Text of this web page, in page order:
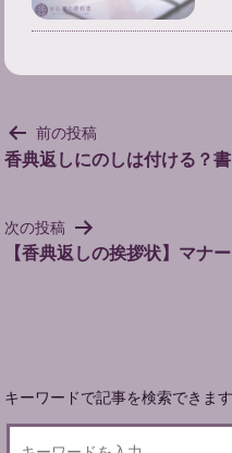
投
稿
ゲ
ー
前の投稿
香典返しにのしは付ける？
次の投稿
【香典返しの挨拶状】マナ
キーワードで記事を検索できます